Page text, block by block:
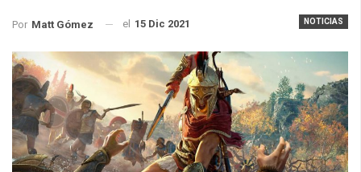
NOTICIAS
Por Matt Gómez el 15 Dic 2021